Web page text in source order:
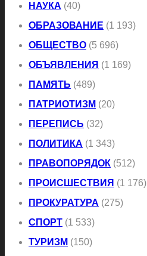
НАУКА (40)
ОБРАЗОВАНИЕ (1 193)
ОБЩЕСТВО (5 696)
ОБЪЯВЛЕНИЯ (1 169)
ПАМЯТЬ (489)
ПАТРИОТИЗМ (20)
ПЕРЕПИСЬ (32)
ПОЛИТИКА (1 343)
ПРАВОПОРЯДОК (512)
ПРОИСШЕСТВИЯ (1 176)
ПРОКУРАТУРА (275)
СПОРТ (1 533)
ТУРИЗМ (150)